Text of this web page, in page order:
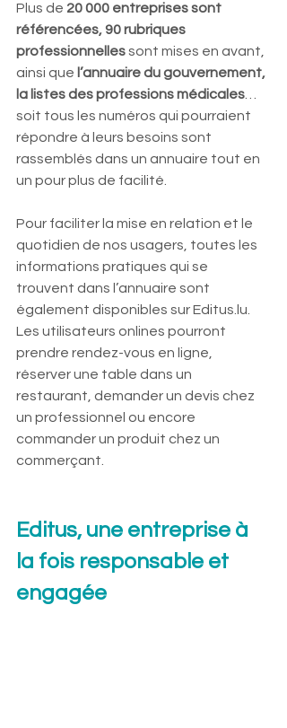
Plus de 20 000 entreprises sont
référencées, 90 rubriques
professionnelles sont mises en avant,
ainsi que l’annuaire du gouvernement,
la listes des professions médicales
soit tous les numéros qui pourraient
répondre à leurs besoins sont
rassemblés dans un annuaire tout en
un pour plus de facilité.
Pour faciliter la mise en relation et le
quotidien de nos usagers, toutes les
informations pratiques qui se
trouvent dans l’annuaire sont
également disponibles sur Editus.lu.
Les utilisateurs onlines pourront
prendre rendez-vous en ligne,
réserver une table dans un
restaurant, demander un devis chez
un professionnel ou encore
commander un produit chez un
commerçant.
Editus, une entreprise à
la fois responsable et
engagée